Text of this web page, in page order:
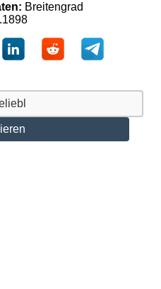
Breitengrad